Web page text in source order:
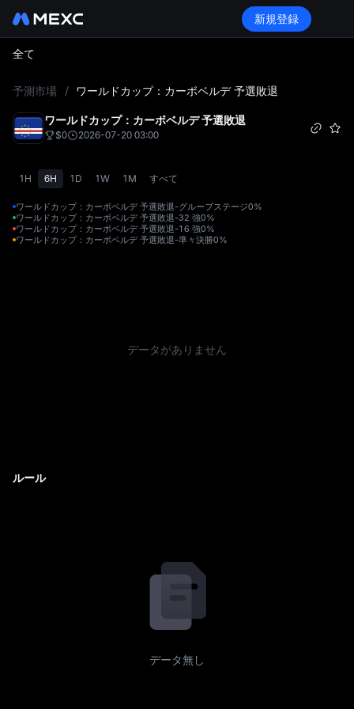
新規登録
全て
予測市場 / ワールドカップ：カーボベルデ 予選敗退
ワールドカップ：カーボベルデ 予選敗退
$0 2026-07-20 03:00
1H 6H 1D 1W 1M すべて
ワールドカップ：カーボベルデ 予選敗退-グループステージ0%
ワールドカップ：カーボベルデ 予選敗退-32 強0%
ワールドカップ：カーボベルデ 予選敗退-16 強0%
ワールドカップ：カーボベルデ 予選敗退-準々決勝0%
データがありません
ルール
データ無し